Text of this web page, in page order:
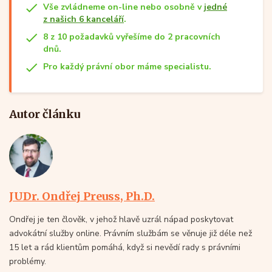
Vše zvládneme on-line nebo osobně v jedné
z našich 6 kanceláří.
8 z 10 požadavků vyřešíme do 2 pracovních
dnů.
Pro každý právní obor máme specialistu.
Autor článku
JUDr. Ondřej Preuss, Ph.D.
Ondřej je ten člověk, v jehož hlavě uzrál nápad poskytovat
advokátní služby online. Právním službám se věnuje již déle než
15 let a rád klientům pomáhá, když si nevědí rady s právními
problémy.